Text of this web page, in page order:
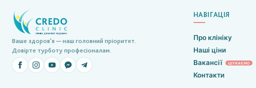
Ваше здоров'я — наш головний пріоритет.
Довірте турботу професіоналам.
НАВІГАЦІЯ
Про клініку
Наші ціни
Вакансії
ШУКАЄМО
Контакти